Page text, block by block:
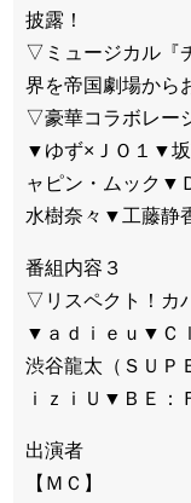
披露！
▽ミュージカル『
界を帝国劇場から
▽豪華コラボレー
▼ゆず×ＪＯ１▼
ャピン・ムック▼
水樹奈々▼工藤静
番組内容３
▽リスペクト！カ
▼ａｄｉｅｕ▼Ｃ
渋谷龍太（ＳＵ
ｉｚｉＵ▼ＢＥ
出演者
【ＭＣ】